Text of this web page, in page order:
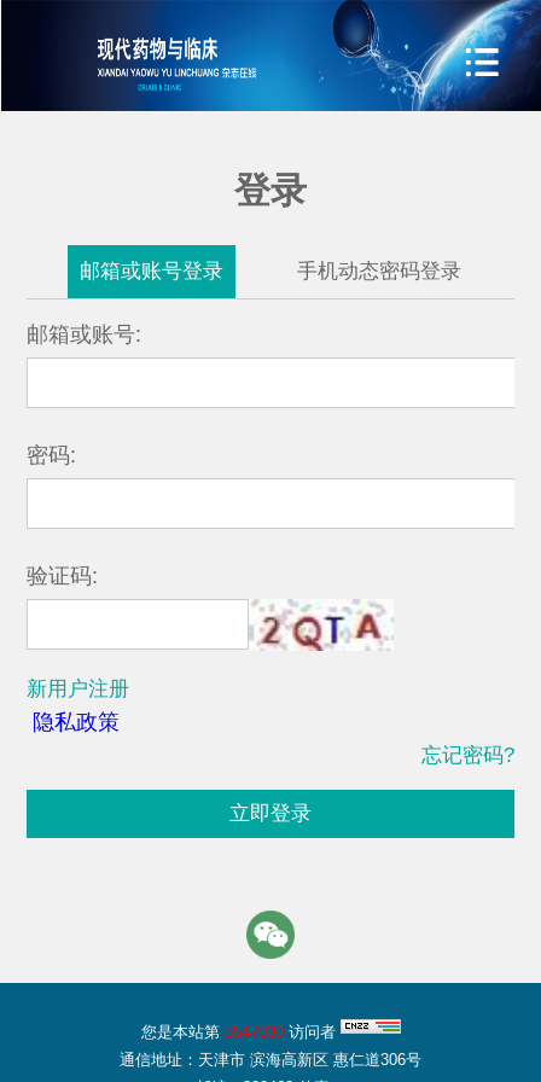
登录
邮箱或账号登录 手机动态密码登录
邮箱或账号:
密码:
验证码:
新用户注册
隐私政策
忘记密码?
立即登录
您是本站第 8547030访问者
通信地址：天津市 滨海高新区 惠仁道306号